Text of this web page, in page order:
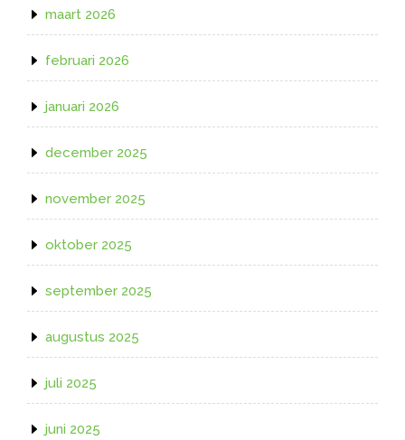
maart 2026
februari 2026
januari 2026
december 2025
november 2025
oktober 2025
september 2025
augustus 2025
juli 2025
juni 2025